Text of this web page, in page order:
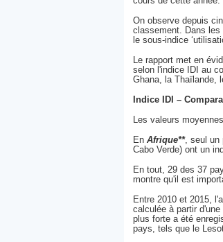
On observe depuis
classement. Dans les
le sous-indice
Le rapport met en
selon l'indice IDI au
Ghana, la Thaïlande,
Indice IDI –
Les valeurs
En Afrique**, seul un
Cabo Verde) ont un
En tout, 29 des 37
montre qu'il est
Entre 2010 et 2015,
calculée à partir
plus forte a été
pays, tels que le